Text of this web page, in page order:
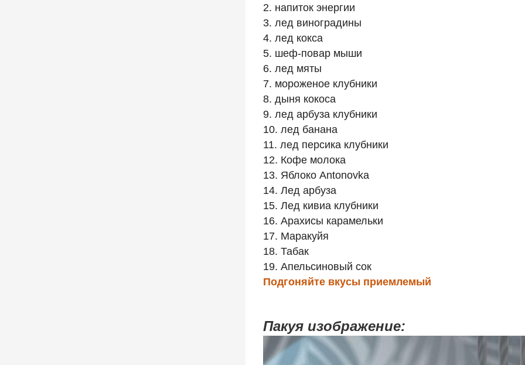
2. напиток энергии
3. лед виноградины
4. лед кокса
5. шеф-повар мыши
6. лед мяты
7. мороженое клубники
8. дыня кокоса
9. лед арбуза клубники
10. лед банана
11. лед персика клубники
12. Кофе молока
13. Яблоко Antonovka
14. Лед арбуза
15. Лед кивиа клубники
16. Арахисы карамельки
17. Маракуйя
18. Табак
19. Апельсиновый сок
Подгоняйте вкусы приемлемый
Пакуя изображение: